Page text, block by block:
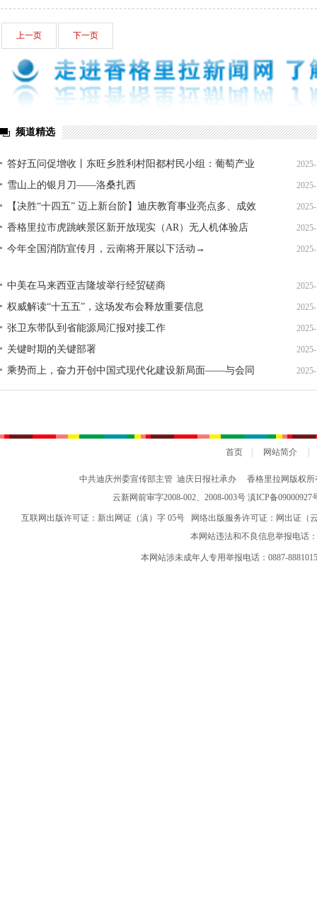
上一页 下一页
频道精选
答好五问促增收丨东旺乡胜利村阳都村民小组：葡萄产业
铺就“甜蜜”增收路
雪山上的银月刀——洛桑扎西
【决胜“十四五” 迈上新台阶】迪庆教育事业亮点多、成效
显——培根铸魂育桃李
香格里拉市虎跳峡景区新开放现实（AR）无人机体验店
今年全国消防宣传月，云南将开展以下活动→
中美在马来西亚吉隆坡举行经贸磋商
权威解读“十五五”，这场发布会释放重要信息
张卫东带队到省能源局汇报对接工作
关键时期的关键部署
乘势而上，奋力开创中国式现代化建设新局面——与会同
志谈贯彻落实党的二十届四中全会精神